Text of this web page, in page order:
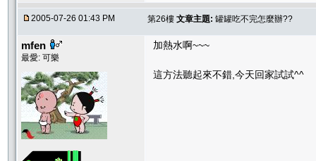
2005-07-26 01:43 PM 第26樓 文章主題: 罐罐吃不完怎麼辦??
mfen
最愛: 可樂
加熱水啊~~~
這方法聽起來不錯,今天回家試試^^